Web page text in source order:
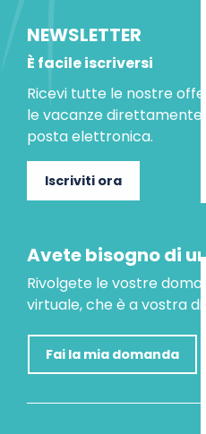
NEWSLETTER
È facile iscriversi
Ricevi tutte le nostre
le vacanze direttamente
posta elettronica.
Iscriviti ora
Avete bisogno di
Rivolgete le vostre
virtuale, che è a vostra
Fai la mia domanda